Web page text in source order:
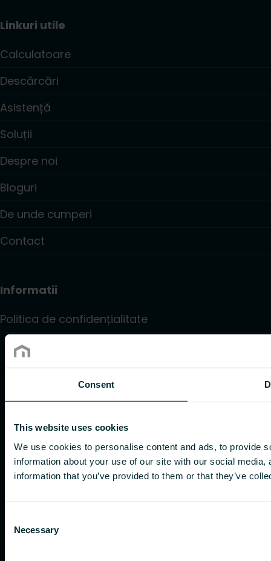
Consent
This website uses cookies
We use cookies to personalise content and ads, to provide
information about your use of our site with our social
information that you’ve provided to them or that they’ve
Selection
Necessary
Linkuri utile
Calculatoare
Descărcări
Asistență
Soluții
Despre noi
Bloguri
De unde cumperi
Contact
Informatii
Politica de confidențialitate